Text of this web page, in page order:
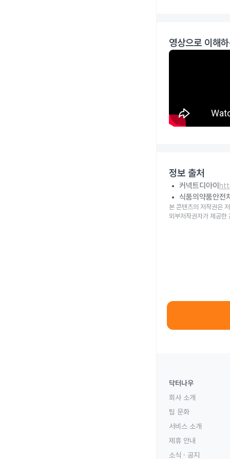
영상으로 이해
정보 출처
커넥트디아이
식품의약품안전
본 콘텐츠의 저작권은
외부저작권자가 제공한
닥터나우
회사 소개
팀 문화
서비스 소개
제휴 안내
소식 · 공지